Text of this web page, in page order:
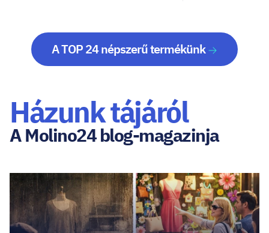
A TOP 24 népszerű termékünk
Házunk tájáról
A Molino24 blog-magazinja